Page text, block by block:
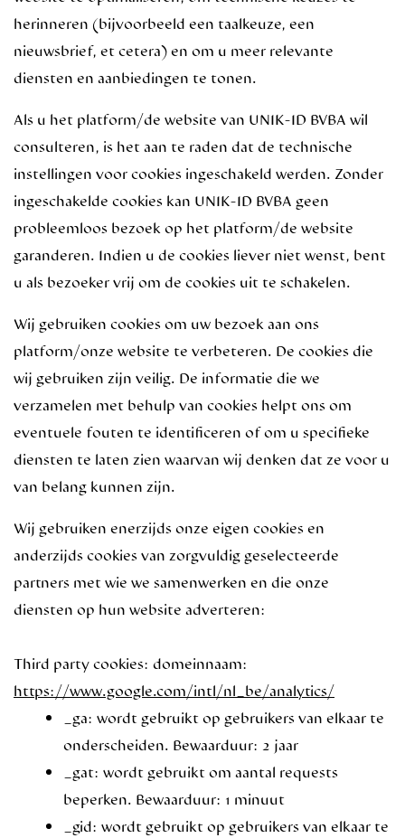
herinneren (bijvoorbeeld een taalkeuze, een
nieuwsbrief, et cetera) en om u meer relevante
diensten en aanbiedingen te tonen.
Als u het platform/de website van UNIK-ID BVBA wil
consulteren, is het aan te raden dat de technische
instellingen voor cookies ingeschakeld werden. Zonder
ingeschakelde cookies kan UNIK-ID BVBA geen
probleemloos bezoek op het platform/de website
garanderen. Indien u de cookies liever niet wenst, bent
u als bezoeker vrij om de cookies uit te schakelen.
Wij gebruiken cookies om uw bezoek aan ons
platform/onze website te verbeteren. De cookies die
wij gebruiken zijn veilig. De informatie die we
verzamelen met behulp van cookies helpt ons om
eventuele fouten te identificeren of om u specifieke
diensten te laten zien waarvan wij denken dat ze voor u
van belang kunnen zijn.
Wij gebruiken enerzijds onze eigen cookies en
anderzijds cookies van zorgvuldig geselecteerde
partners met wie we samenwerken en die onze
diensten op hun website adverteren:
Third party cookies: domeinnaam:
https://www.google.com/intl/nl_be/analytics/
_ga: wordt gebruikt op gebruikers van elkaar te
onderscheiden. Bewaarduur: 2 jaar
_gat: wordt gebruikt om aantal requests
beperken. Bewaarduur: 1 minuut
_gid: wordt gebruikt op gebruikers van elkaar te